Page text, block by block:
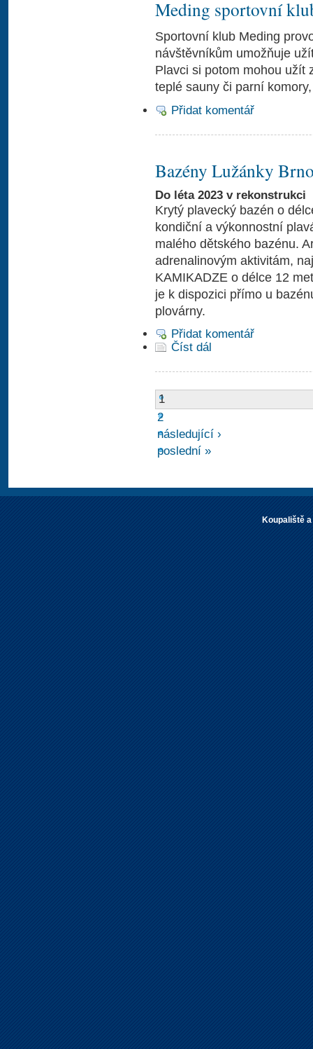
Meding sportovní
Sportovní klub Meding
návštěvníkům umožňuje
Plavci si potom mohou užít
teplé sauny či parní
Přidat komentář
Bazény Lužánky
Do léta 2023 v rekonstrukci
Krytý plavecký bazén o
kondiční a výkonnostní
malého dětského bazénu.
adrenalinovým aktivitám,
KAMIKADZE o délce 12
je k dispozici přímo u
plovárny.
Přidat komentář
Číst dál
1
2
následující ›
poslední »
Koupaliště